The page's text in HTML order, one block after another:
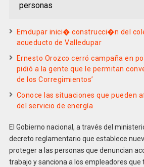
personas
Emdupar inici� construcci�n del
acueducto de Valledupar
Ernesto Orozco cerró campaña en
pidió a la gente que le permitan
de los Corregimientos’
Conoce las situaciones que pueden
del servicio de energía
El Gobierno nacional, a través del
decreto reglamentario que establece
proteger a las personas que denuncian
trabajo y sanciona a los empleadores que